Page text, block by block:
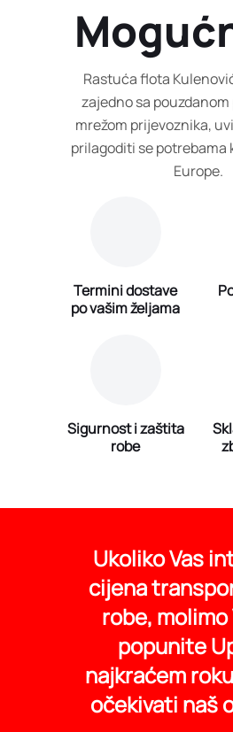
Rastuća flota
zajedno sa
mrežom prijevoznika,
prilagoditi se potrebama
Europe.
Termini dostave
po vašim željama
Sigurnost i zaštita
robe
Ukoliko Vas
cijena
robe, molimo
popunite
najkraćem
očekivati naš